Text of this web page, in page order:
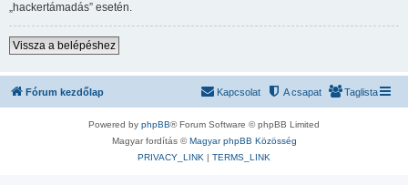
„hackertámadás” esetén.
Vissza a belépéshez
Fórum kezdőlap Taglista
A csapat
Kapcsolat
Powered by phpBB® Forum Software © phpBB Limited
Magyar fordítás ©Magyar phpBB Közösség
PRIVACY_LINK | TERMS_LINK